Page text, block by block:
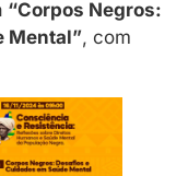
“Corpos Negros:
Mental”, com